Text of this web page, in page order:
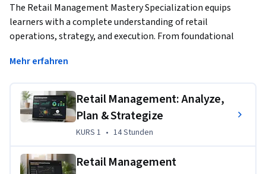
The Retail Management Mastery Specialization equips
learners with a complete understanding of retail
operations, strategy, and execution. From foundational
catchment analysis, you will explore customer insights,
design. Real-world case studies from global retail industries
—including haute couture in France and Asian
conglomerates—ensure you gain practical, applicable skills.
By the end, you’ll be prepared to analyze, strategize, and
Mehr erfahren
Retail Management: Analyze,
Plan & Strategize
KURS 1 14 Stunden
KURS 1 • 14 Stunden
Retail Management